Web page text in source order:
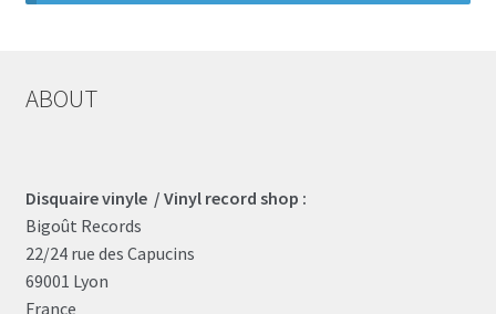
ABOUT
Disquaire vinyle / Vinyl record shop :
Bigoût Records
22/24 rue des Capucins
69001 Lyon
France